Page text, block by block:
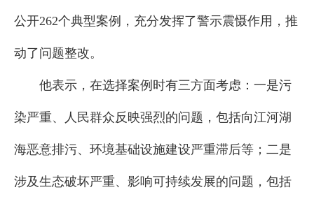
公开262个典型案例，充分发挥了警示震慑作用，推
动了问题整改。
他表示，在选择案例时有三方面考虑：一是污
染严重、人民群众反映强烈的问题，包括向江河湖
海恶意排污、环境基础设施建设严重滞后等；二是
涉及生态破坏严重、影响可持续发展的问题，包括